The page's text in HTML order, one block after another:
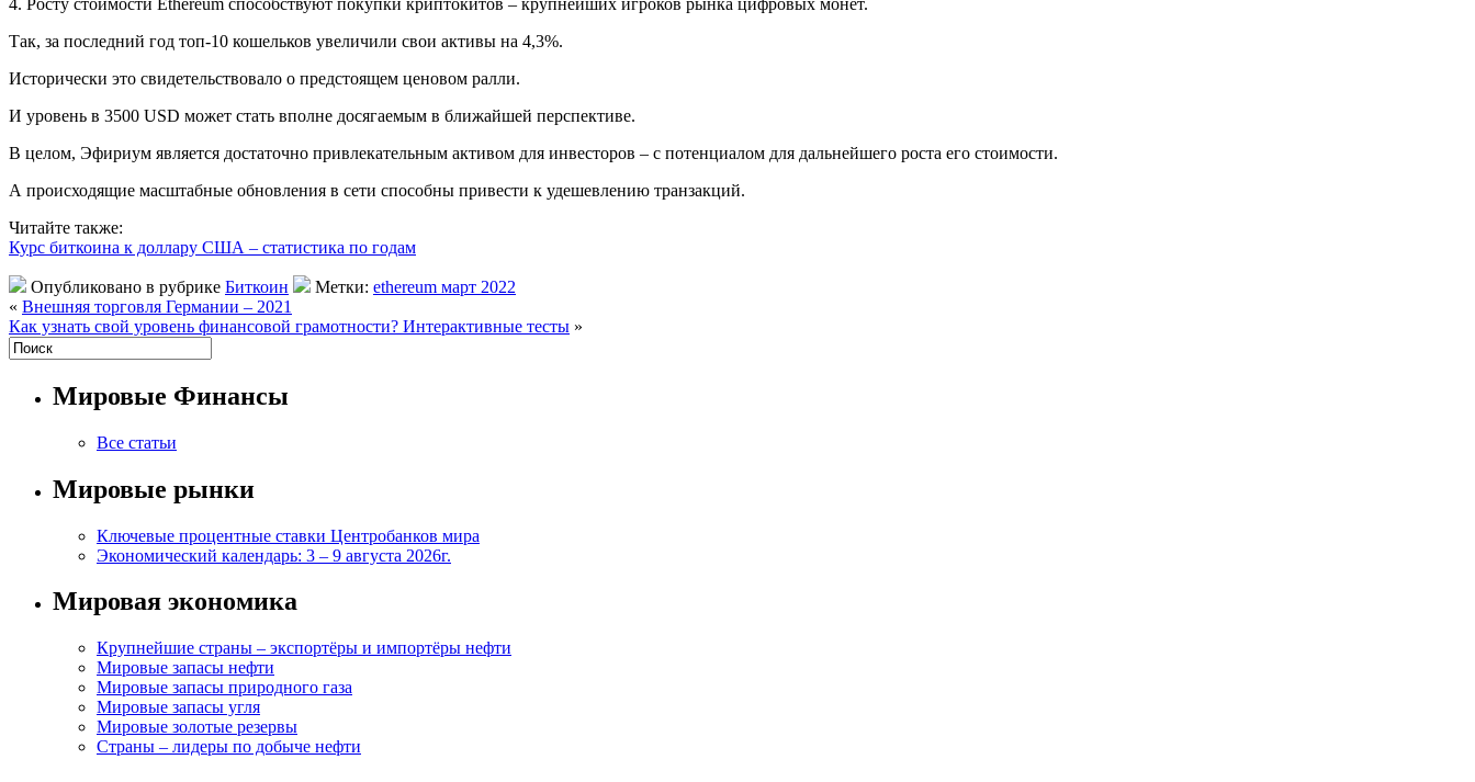
Так, за последний год топ-10 кошельков увеличили свои активы на 4,3%.
Исторически это свидетельствовало о предстоящем ценовом ралли.
И уровень в 3500 USD может стать вполне досягаемым в ближайшей перспективе.
В целом, Эфириум является достаточно привлекательным активом для инвесторов – с потенциалом для дальнейшего роста его стоимости.
А происходящие масштабные обновления в сети способны привести к удешевлению транзакций.
Читайте также:
Курс биткоина к доллару США – статистика по годам
Опубликовано в рубрике Биткоин Метки: ethereum март 2022
« Внешняя торговля Германии – 2021
Как узнать свой уровень финансовой грамотности? Интерактивные тесты »
Мировые Финансы
Все статьи
Мировые рынки
Ключевые процентные ставки Центробанков мира
Экономический календарь: 3 – 9 августа 2026г.
Мировая экономика
Крупнейшие страны – экспортёры и импортёры нефти
Мировые запасы нефти
Мировые запасы природного газа
Мировые запасы угля
Мировые золотые резервы
Страны – лидеры по добыче нефти